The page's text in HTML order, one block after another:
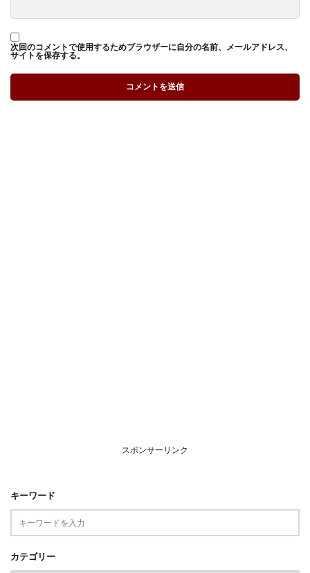
次回のコメントで使用するためブラウザーに自分の名前、メールアドレス、
サイトを保存する。
スポンサーリンク
キーワード
カテゴリー